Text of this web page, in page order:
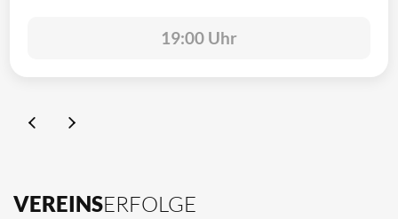
19:00 Uhr
VEREINSERFOLGE